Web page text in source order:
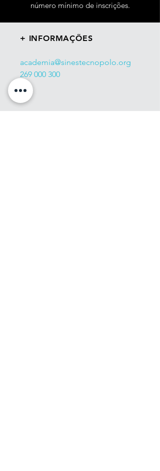
número mínimo de inscrições.
+ INFORMAÇÕES
academia@sinestecnopolo.org
269 000 300